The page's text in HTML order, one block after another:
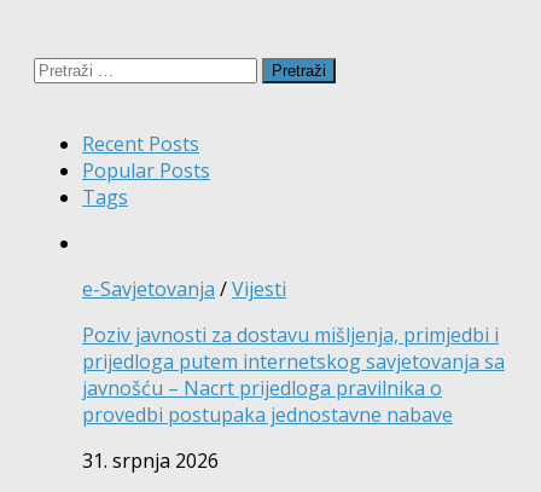
Pretraži:
Recent Posts
Popular Posts
Tags
e-Savjetovanja /Vijesti
Poziv javnosti za dostavu mišljenja, primjedbi i
prijedloga putem internetskog savjetovanja sa
javnošću – Nacrt prijedloga pravilnika o
provedbi postupaka jednostavne nabave
31. srpnja 2026